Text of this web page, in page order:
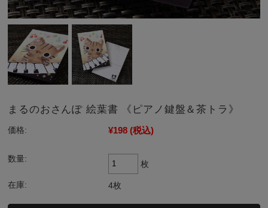
まるのおさんぽ 絵葉書 《ピアノ鍵盤＆茶トラ》
価格: ¥198 (税込)
数量:
枚
在庫: 4枚